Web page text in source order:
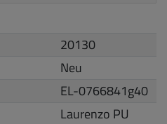
20130
Neu
EL-0766841g40
Laurenzo PU